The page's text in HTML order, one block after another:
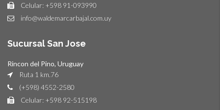
Celular: +598 91-093990
info@waldemarcarbajal.com.uy
Sucursal San Jose
Rincon del Pino, Uruguay
Ruta 1 km.76
(+598) 4552-2580
Celular: +598 92-515198